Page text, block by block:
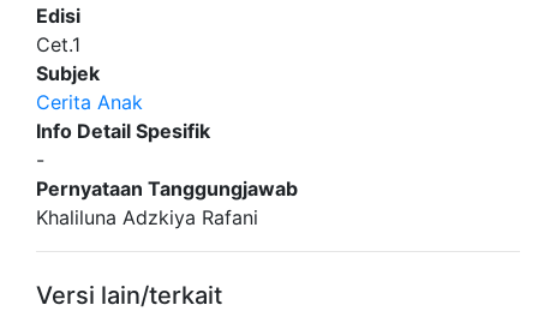
Edisi
Cet.1
Subjek
Cerita Anak
Info Detail Spesifik
-
Pernyataan Tanggungjawab
Khaliluna Adzkiya Rafani
Versi lain/terkait